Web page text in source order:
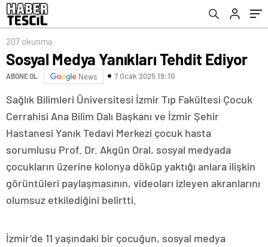
207 okunma
Sosyal Medya Yanıkları Tehdit Ediyor
ABONE OL News 7 Ocak 2025 19:10
Sağlık Bilimleri Üniversitesi İzmir Tıp Fakültesi Çocuk
Cerrahisi Ana Bilim Dalı Başkanı ve İzmir Şehir
Hastanesi Yanık Tedavi Merkezi çocuk hasta
sorumlusu Prof. Dr. Akgün Oral, sosyal medyada
çocukların üzerine kolonya döküp yaktığı anlara ilişkin
görüntüleri paylaşmasının, videoları izleyen akranlarını
olumsuz etkilediğini belirtti.
İzmir’de 11 yaşındaki bir çocuğun, sosyal medya